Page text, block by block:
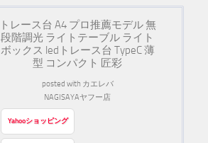
トレース台 A4 プロ推薦モデル 無
段階調光 ライトテーブル ライト
ボックス ledトレース台 TypeC 薄
型 コンパクト 匠彩
posted with カエレバ
NAGISAYAヤフー店
Yahooショッピング